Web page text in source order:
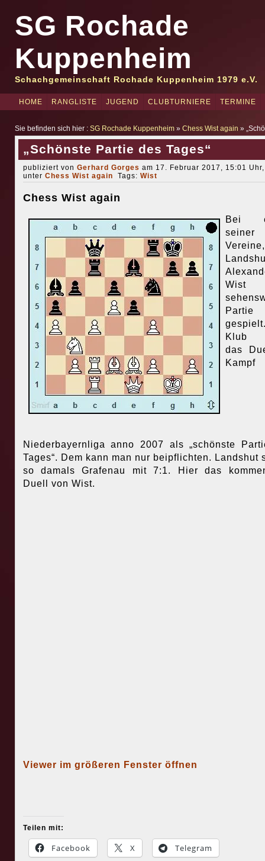
SG Rochade
Kuppenheim
Schachgemeinschaft Rochade Kuppenheim 1979 e.V.
HOME RANGLISTE JUGEND CLUBTURNIERE TERMINE
Sie befinden sich hier : SG Rochade Kuppenheim» Chess Wist again »
„Schönste Partie des Tages“
publiziert von Gerhard Gorges am 17. Februar 2017, 15:01 Uhr,
unter Chess Wist again Tags: Wist
Chess Wist again
Bei
seiner
Wist
Partie
Klub
das
Niederbayernliga anno 2007 als „schönste
Tages“. Dem kann man nur beipflichten. Landshut
so damals Grafenau mit 7:1. Hier das
Duell von Wist.
Viewer im größeren Fenster öffnen
Teilen mit:
Facebook X Telegram